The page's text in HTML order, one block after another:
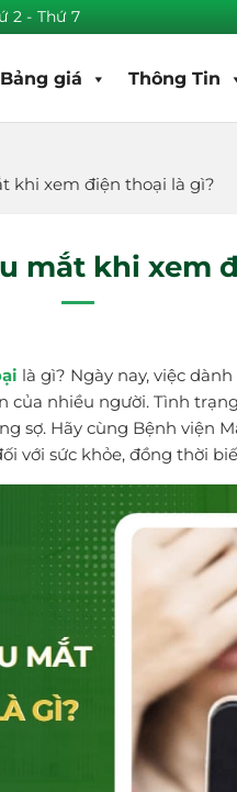
2 - Thứ 7
Bảng giá Thông Tin
khi xem điện thoại là gì?
mắt khi xem
là gì? Ngày nay, việc
nhiều người. Tình
sợ. Hãy cùng Bệnh viện
với sức khỏe, đồng thời